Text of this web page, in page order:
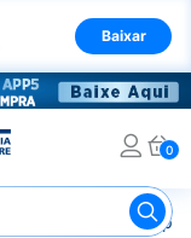
Baixar
0
Remédio